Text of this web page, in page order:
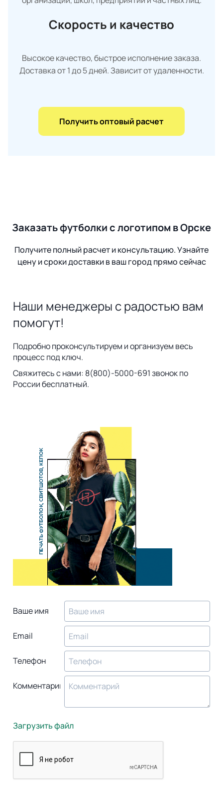
Скорость и качество
Высокое качество, быстрое исполнение заказа.
Доставка от 1 до 5 дней. Зависит от удаленности.
Получить оптовый расчет
Заказать футболки с логотипом в Орске
Получите полный расчет и консультацию. Узнайте
цену и сроки доставки в ваш город прямо сейчас
Наши менеджеры с радостью вам
помогут!
Подробно проконсультируем и организуем весь
процесс под ключ.
Свяжитесь с нами: 8(800)-5000-691 звонок по
России бесплатный.
Ваше имя
Email
Телефон
Комментарий
Загрузить файл